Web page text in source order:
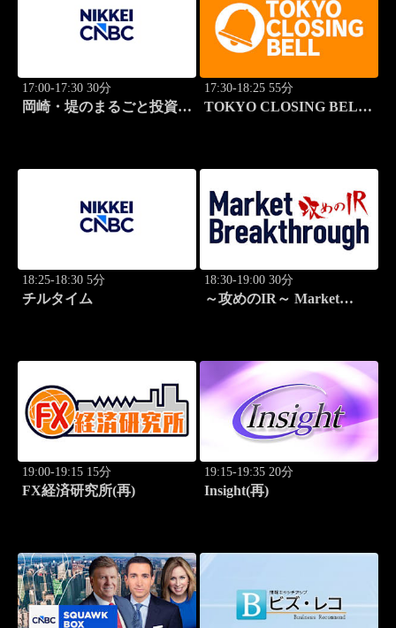
17:00-17:30 30分
岡崎・堤のまるごと投資道
17:30-18:25 55分
TOKYO CLOSING BELL
18:25-18:30 5分
チルタイム
18:30-19:00 30分
～攻めのIR～ Market
19:00-19:15 15分
FX経済研究所(再)
19:15-19:35 20分
Insight(再)